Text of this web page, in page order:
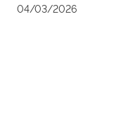
04/03/2026